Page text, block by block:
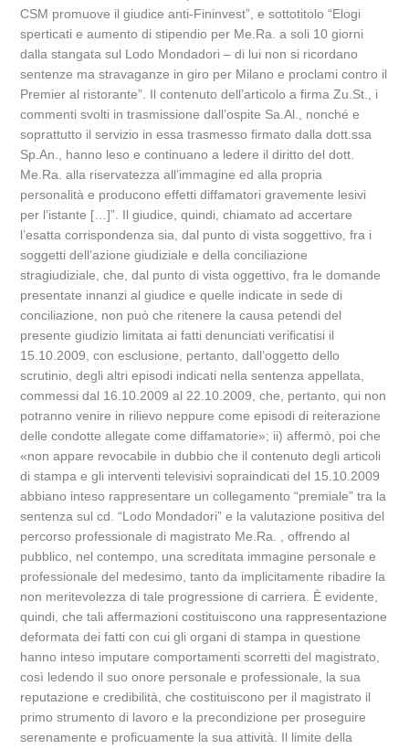
CSM promuove il giudice anti-Fininvest”, e sottotitolo “Elogi
sperticati e aumento di stipendio per Me.Ra. a soli 10 giorni
dalla stangata sul Lodo Mondadori – di lui non si ricordano
sentenze ma stravaganze in giro per Milano e proclami contro il
Premier al ristorante”. Il contenuto dell’articolo a firma Zu.St., i
commenti svolti in trasmissione dall’ospite Sa.Al., nonché e
soprattutto il servizio in essa trasmesso firmato dalla dott.ssa
Sp.An., hanno leso e continuano a ledere il diritto del dott.
Me.Ra. alla riservatezza all’immagine ed alla propria
personalità e producono effetti diffamatori gravemente lesivi
per l’istante […]”. Il giudice, quindi, chiamato ad accertare
l’esatta corrispondenza sia, dal punto di vista soggettivo, fra i
soggetti dell’azione giudiziale e della conciliazione
stragiudiziale, che, dal punto di vista oggettivo, fra le domande
presentate innanzi al giudice e quelle indicate in sede di
conciliazione, non può che ritenere la causa petendi del
presente giudizio limitata ai fatti denunciati verificatisi il
15.10.2009, con esclusione, pertanto, dall’oggetto dello
scrutinio, degli altri episodi indicati nella sentenza appellata,
commessi dal 16.10.2009 al 22.10.2009, che, pertanto, qui non
potranno venire in rilievo neppure come episodi di reiterazione
delle condotte allegate come diffamatorie»; ii) affermò, poi che
«non appare revocabile in dubbio che il contenuto degli articoli
di stampa e gli interventi televisivi sopraindicati del 15.10.2009
abbiano inteso rappresentare un collegamento “premiale” tra la
sentenza sul cd. “Lodo Mondadori” e la valutazione positiva del
percorso professionale di magistrato Me.Ra. , offrendo al
pubblico, nel contempo, una screditata immagine personale e
professionale del medesimo, tanto da implicitamente ribadire la
non meritevolezza di tale progressione di carriera. È evidente,
quindi, che tali affermazioni costituiscono una rappresentazione
deformata dei fatti con cui gli organi di stampa in questione
hanno inteso imputare comportamenti scorretti del magistrato,
così ledendo il suo onore personale e professionale, la sua
reputazione e credibilità, che costituiscono per il magistrato il
primo strumento di lavoro e la precondizione per proseguire
serenamente e proficuamente la sua attività. Il limite della